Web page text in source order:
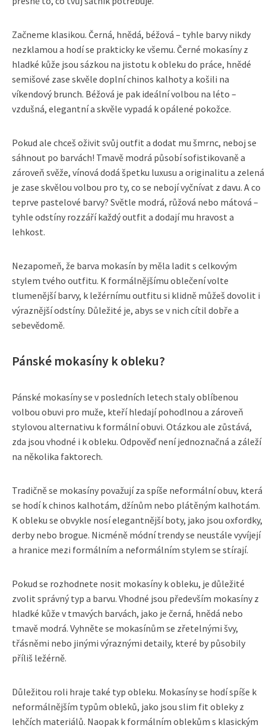
Začneme klasikou. Černá, hnědá, béžová – tyhle barvy nikdy
nezklamou a hodí se prakticky ke všemu. Černé mokasíny z
hladké kůže jsou sázkou na jistotu k obleku do práce, hnědé
semišové zase skvěle doplní chinos kalhoty a košili na
víkendový brunch. Béžová je pak ideální volbou na léto –
vzdušná, elegantní a skvěle vypadá k opálené pokožce.
Pokud ale chceš oživit svůj outfit a dodat mu šmrnc, neboj se
sáhnout po barvách! Tmavě modrá působí sofistikovaně a
zároveň svěže, vínová dodá špetku luxusu a originalitu a zelená
je zase skvělou volbou pro ty, co se nebojí vyčnívat z davu. A co
teprve pastelové barvy? Světle modrá, růžová nebo mátová –
tyhle odstíny rozzáří každý outfit a dodají mu hravost a
lehkost.
Nezapomeň, že barva mokasín by měla ladit s celkovým
stylem tvého outfitu. K formálnějšímu oblečení volte
tlumenější barvy, k ležérnímu outfitu si klidně můžeš dovolit i
výraznější odstíny. Důležité je, abys se v nich cítil dobře a
sebevědomě.
Pánské mokasíny k obleku?
Pánské mokasíny se v posledních letech staly oblíbenou
volbou obuvi pro muže, kteří hledají pohodlnou a zároveň
stylovou alternativu k formální obuvi. Otázkou ale zůstává,
zda jsou vhodné i k obleku. Odpověď není jednoznačná a záleží
na několika faktorech.
Tradičně se mokasíny považují za spíše neformální obuv, která
se hodí k chinos kalhotám, džínům nebo plátěným kalhotám.
K obleku se obvykle nosí elegantnější boty, jako jsou oxfordky,
derby nebo brogue. Nicméně módní trendy se neustále vyvíjejí
a hranice mezi formálním a neformálním stylem se stírají.
Pokud se rozhodnete nosit mokasíny k obleku, je důležité
zvolit správný typ a barvu. Vhodné jsou především mokasíny z
hladké kůže v tmavých barvách, jako je černá, hnědá nebo
tmavě modrá. Vyhněte se mokasínům se zřetelnými švy,
třásněmi nebo jinými výraznými detaily, které by působily
příliš ležérně.
Důležitou roli hraje také typ obleku. Mokasíny se hodí spíše k
neformálnějším typům obleků, jako jsou slim fit obleky z
lehčích materiálů. Naopak k formálním oblekům s klasickým